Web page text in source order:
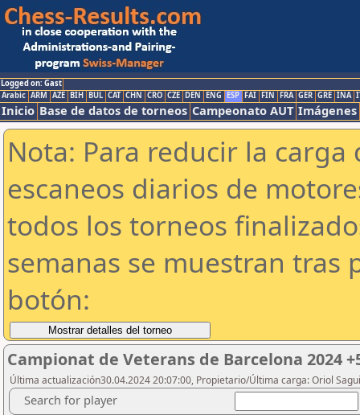
Logged on: Gast
Arabic ARM AZE BIH BUL CAT CHN CRO CZE DEN ENG ESP FAI FIN FRA GER GRE INA
Inicio Base de datos de torneos Campeonato AUT Imágenes
Nota: Para reducir la
escaneos diarios de
todos los torneos
semanas se muestran tras
botón:
Campionat de Veterans de Barcelona 2024
Última actualización30.04.2024 20:07:00, Propietario/Última carga: Oriol
Search for player